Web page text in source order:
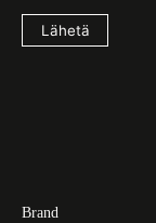
Lähetä
Brand